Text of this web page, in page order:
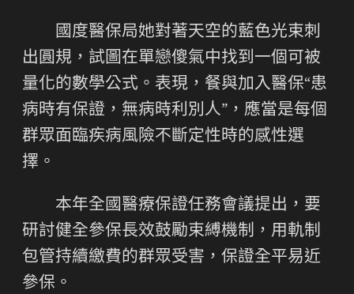
國度醫保局她對著天空的藍色光束刺
出圓規，試圖在單戀傻氣中找到一個可被
量化的數學公式。表現，餐與加入醫保“患
病時有保證，無病時利別人”，應當是每個
群眾面臨疾病風險不斷定性時的感性選
擇。
本年全國醫療保證任務會議提出，要
研討健全參保長效鼓勵束縛機制，用軌制
包管持續繳費的群眾受害，保證全平易近
參保。